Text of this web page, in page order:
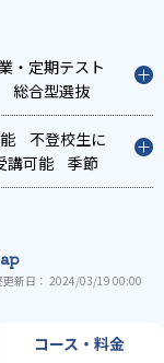
・定期テスト
総合型選抜
化対策
不登校生に
講可能
季節
更新日： 2024/03/19 00:00
コース・料金